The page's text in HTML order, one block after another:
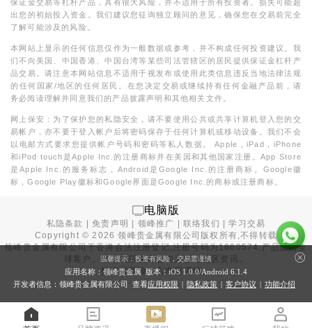
保证金交易等杠杆产品，具有很大风险，并不适用于所有投资者。损失可能超
出您的初始投入资金。我们建议您征询独立顾问的意见，确保您在交易前完全
了解可能涉及的风险。
本网站上显示的任何信息仅作为一般数据或参考，并不构成任何投资建议。我
们不向美国、中国香港、中国台湾等某些司法管辖区的居民提供保证金杠杆产
品交易。请注意本网站信息不适用于视发布或使用此类信息违反当地法律法规
的任何国家/地区的任何居民。在您决定交易或继续持有任何金融产品前，请
务必阅读理解并同意我们的产品披露声明和其他相关文件。
网上保安：为了保护您的私隐安全，请不要使用公共或共享计算机登入您的交
易帐户，亦不要于登入帐户后将密码保存于任何计算机或移动设备。我们不会
以电邮方式要求您提供帐户号码和密码等私人数据。 Apple，iPad，iPhone
和iPod touch是Apple Inc.的注册商标并在美国和其他国家注册。App Store
是Apple Inc.的服务标志，Android是Google Inc.的注册商标。Google徽
标，Google Play徽标和Google界面是Google Inc.的商标或注册商标。
电脑版
私隐条款 |免责声明 领峰推广 |联络我们 |学习交易
Copyright ©2026 领峰贵金属有限公司版权所有,不得转载
领峰贵金属有限公司于香港合法注册登记,注册号码为1660574,产品面向全
球客户。本站内所有内容均为香港地区资讯。
投资有风险，入市需谨慎。
温馨提示：投资有风险，交易需谨慎
应用名称：领峰贵金属 版本：iOS 1.0.0/Android 6.1.4
开发者信息：领峰贵金属有限公司 查看应用权限 | 隐私政策 | 客户协议 | 功能介绍